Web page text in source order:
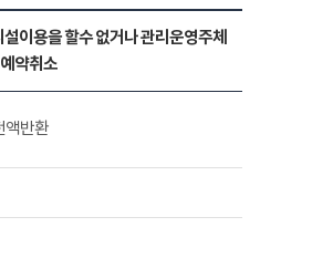
이용을 할수 없거나 관리운영주체
약취소
액반환